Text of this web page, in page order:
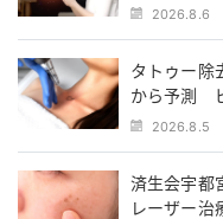
2026.8.6
タトゥー除
から予測
2026.8.5
済生会宇都
レーザー治